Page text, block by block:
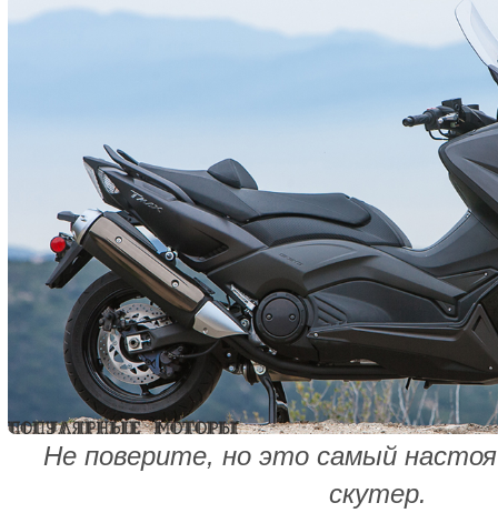
Не поверите, но это самый
скутер.